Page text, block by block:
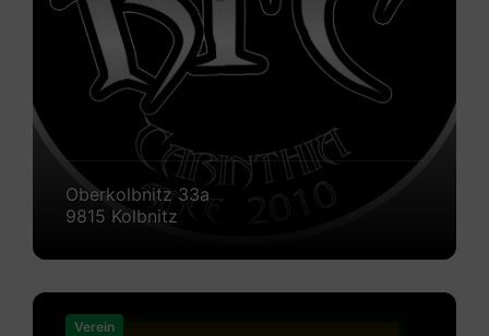
Oberkolbnitz 33a
9815 Kolbnitz
Verein
Mehr
erfahren